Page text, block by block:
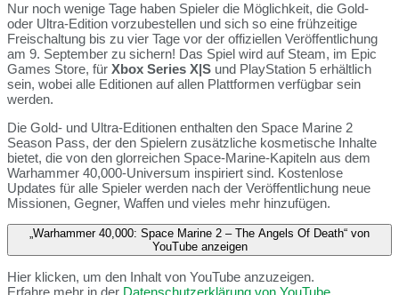
Nur noch wenige Tage haben Spieler die Möglichkeit, die Gold-
oder Ultra-Edition vorzubestellen und sich so eine frühzeitige
Freischaltung bis zu vier Tage vor der offiziellen Veröffentlichung
am 9. September zu sichern! Das Spiel wird auf Steam, im Epic
Games Store, für Xbox Series X|S und PlayStation 5 erhältlich
sein, wobei alle Editionen auf allen Plattformen verfügbar sein
werden.
Die Gold- und Ultra-Editionen enthalten den Space Marine 2
Season Pass, der den Spielern zusätzliche kosmetische Inhalte
bietet, die von den glorreichen Space-Marine-Kapiteln aus dem
Warhammer 40,000-Universum inspiriert sind. Kostenlose
Updates für alle Spieler werden nach der Veröffentlichung neue
Missionen, Gegner, Waffen und vieles mehr hinzufügen.
„Warhammer 40,000: Space Marine 2 – The Angels Of Death“ von
YouTube anzeigen
Hier klicken, um den Inhalt von YouTube anzuzeigen.